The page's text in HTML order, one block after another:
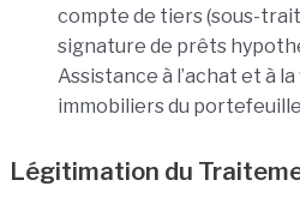
compte de tiers (sous-
signature de prêts
Assistance à l’achat et à
immobiliers du
Légitimation du